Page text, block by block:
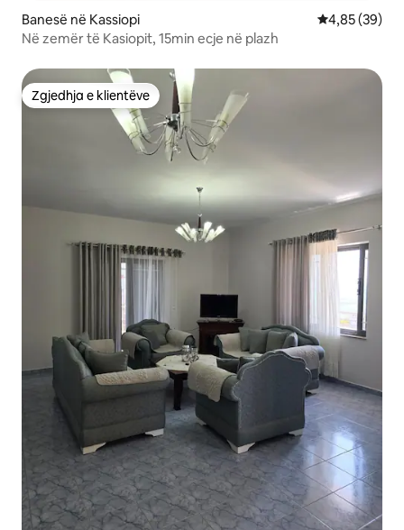
Banesë në Kassiopi Vlerësimi
4,85 (39)
Në zemër të Kasiopit, 15min ecje në plazh
Zgjedhja e klientëve
Zgjedhja e klientëve